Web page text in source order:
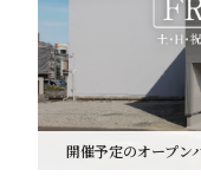
開催予定のオープン